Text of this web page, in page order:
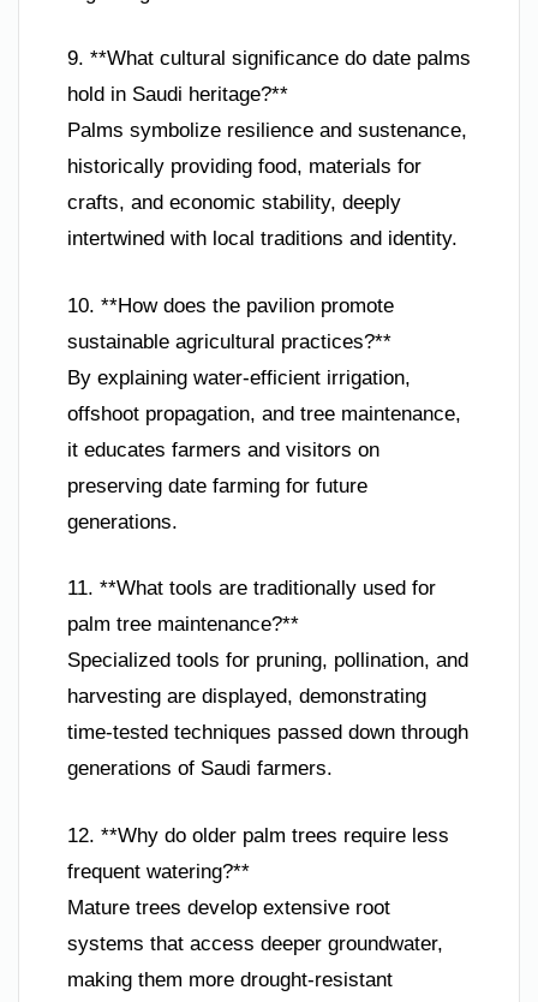
9. **What cultural significance do date palms
hold in Saudi heritage?**
Palms symbolize resilience and sustenance,
historically providing food, materials for
crafts, and economic stability, deeply
intertwined with local traditions and identity.
10. **How does the pavilion promote
sustainable agricultural practices?**
By explaining water-efficient irrigation,
offshoot propagation, and tree maintenance,
it educates farmers and visitors on
preserving date farming for future
generations.
11. **What tools are traditionally used for
palm tree maintenance?**
Specialized tools for pruning, pollination, and
harvesting are displayed, demonstrating
time-tested techniques passed down through
generations of Saudi farmers.
12. **Why do older palm trees require less
frequent watering?**
Mature trees develop extensive root
systems that access deeper groundwater,
making them more drought-resistant